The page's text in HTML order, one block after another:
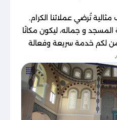
تُرضي عملائنا الكرام.
و جماله، ليكون مكانًا
لكم خدمة سريعة وفعالة